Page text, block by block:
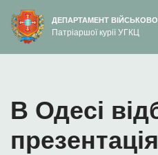
вмісту
Перейти
до
ДЕПАРТАМЕНТ
Патріаршої курії УГКЦ
В Одесі